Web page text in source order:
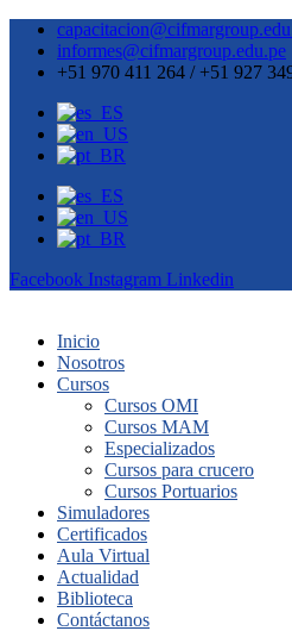
informes@cifmargroup.edu.pe
+51 970 411 264 / +51 927
Facebook Instagram Linkedin
Inicio
Nosotros
Cursos
Cursos OMI
Cursos MAM
Especializados
Cursos para crucero
Cursos Portuarios
Simuladores
Certificados
Aula Virtual
Actualidad
Biblioteca
Contáctanos